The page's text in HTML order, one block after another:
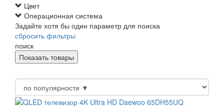
Цвет
Операционная система
Задайте хотя бы один параметр для поиска
сбросить фильтры
поиск